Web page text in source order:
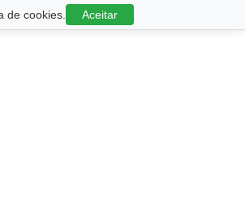
de cookies. Aceitar